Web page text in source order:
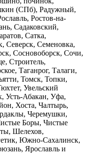
(СПб), Радужный,
Ростов-на-
Садаковский,
Сатка,
Северск, Семеновка,
Сосновоборск, Сочи,
Строитель,
Таганрог, Талаги,
Томск, Топки,
Увельский
Усть-Абакан, Уфа,
Хоста, Чалтырь,
Черемушки,
Боры, Чистые
Шелехов,
Южно-Сахалинск,
Ярославль и